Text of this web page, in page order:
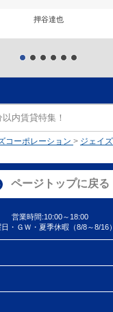
押谷達也
内賃貸特集！
コーポレーション > ジェイ
ページトップに戻る
営業時間:10:00～18:00
・ＧＷ・夏季休暇（8/8～8/16